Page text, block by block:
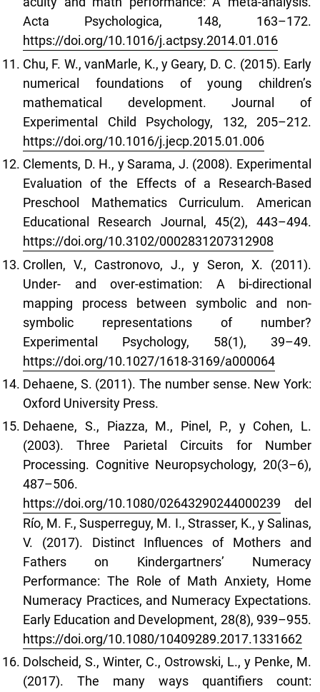
Acta Psychologica, 148, 163–172.
https://doi.org/10.1016/j.actpsy.2014.01.016
Chu, F. W., vanMarle, K., y Geary, D. C. (2015). Early
numerical foundations of young children’s
mathematical development. Journal of
Experimental Child Psychology, 132, 205–212.
https://doi.org/10.1016/j.jecp.2015.01.006
Clements, D. H., y Sarama, J. (2008). Experimental
Evaluation of the Effects of a Research-Based
Preschool Mathematics Curriculum. American
Educational Research Journal, 45(2), 443–494.
https://doi.org/10.3102/0002831207312908
Crollen, V., Castronovo, J., y Seron, X. (2011).
Under- and over-estimation: A bi-directional
mapping process between symbolic and non-
symbolic representations of number?
Experimental Psychology, 58(1), 39–49.
https://doi.org/10.1027/1618-3169/a000064
Dehaene, S. (2011). The number sense. New York:
Oxford University Press.
Dehaene, S., Piazza, M., Pinel, P., y Cohen, L.
(2003). Three Parietal Circuits for Number
Processing. Cognitive Neuropsychology, 20(3–6),
487–506.
https://doi.org/10.1080/02643290244000239 del
Río, M. F., Susperreguy, M. I., Strasser, K., y Salinas,
V. (2017). Distinct Influences of Mothers and
Fathers on Kindergartners’ Numeracy
Performance: The Role of Math Anxiety, Home
Numeracy Practices, and Numeracy Expectations.
Early Education and Development, 28(8), 939–955.
https://doi.org/10.1080/10409289.2017.1331662
Dolscheid, S., Winter, C., Ostrowski, L., y Penke, M.
(2017). The many ways quantifiers count: